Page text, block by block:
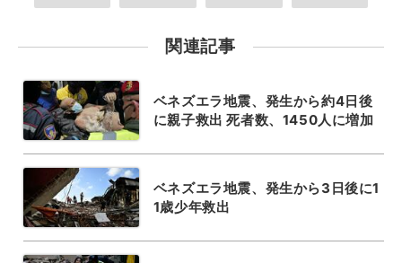
関連記事
ベネズエラ地震、発生から約4日後
に親子救出 死者数、1450人に増加
ベネズエラ地震、発生から3日後に1
1歳少年救出